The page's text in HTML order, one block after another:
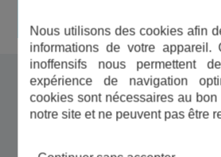
Contenu du colis
Nous utilisons des cookies afin
informations de votre appareil.
inoffensifs nous permettent
expérience de navigation
cookies sont nécessaires au
notre site et ne peuvent pas être